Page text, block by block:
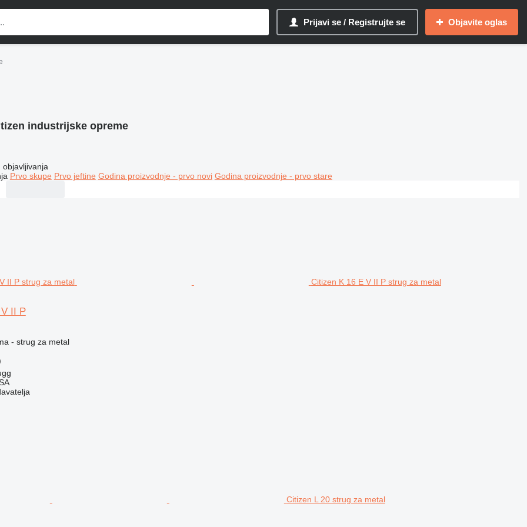
Prijavi se / Registrujte se Objavite oglas
industrijske opreme
objavljivanja
Prvo skupe Prvo jeftine Godina proizvodnje - prvo novi Godina proizvodnje - prvo stare
Citizen K 16 E V II P strug za metal
II P
- strug za metal
Citizen L 20 strug za metal